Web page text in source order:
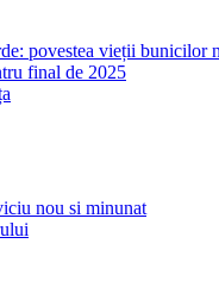
povestea vieții bunicilor
final de 2025
nou si minunat